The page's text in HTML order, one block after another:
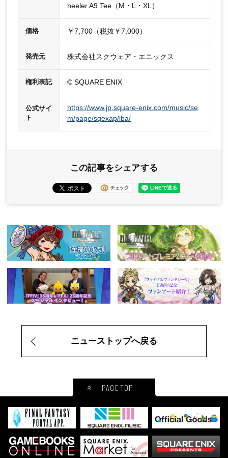
heeler A9 Tee（M・L・XL）
価格 ￥7,700（税抜￥7,000）
発売元 株式会社スクウェア・エニックス
権利表記 © SQUARE ENIX
公式サイ
ト
https://www.jp.square-enix.com/music/se
m/page/sqexap/lba/
この記事をシェアする
ニューストップへ戻る
PAGE TOP